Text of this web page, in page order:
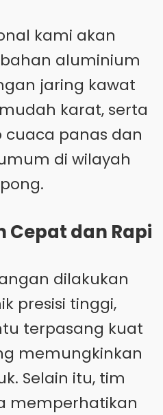
kami akan
aluminium
jaring kawat
karat, serta
panas dan
di wilayah
Cepat dan Rapi
dilakukan
presisi tinggi,
terpasang kuat
memungkinkan
Selain itu, tim
memperhatikan